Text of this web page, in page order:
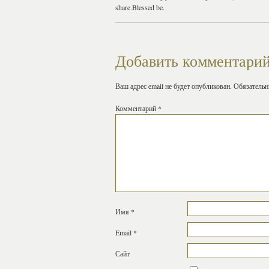
share.Blessed be.
Добавить
Ваш адрес email не будет опубликован.
Комментарий *
Имя *
Email *
Сайт